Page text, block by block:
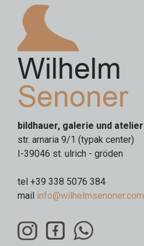
Wilhelm
Senoner
bildhauer, galerie und atelier
str. arnaria 9/1 (typak center)
I-39046 st. ulrich - gröden
tel +39 338 5076 384
mail info@wilhelmsenoner.com